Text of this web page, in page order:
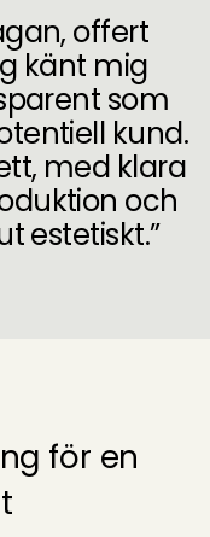
offert
känt mig
som
kund.
med klara
och
estetiskt.”
för en